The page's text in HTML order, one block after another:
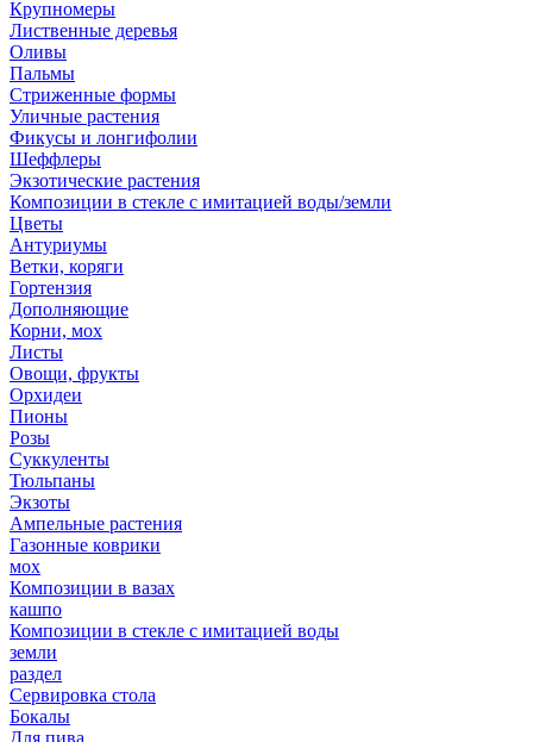
Крупномеры
Лиственные деревья
Оливы
Пальмы
Стриженные формы
Уличные растения
Фикусы и лонгифолии
Шеффлеры
Экзотические растения
Композиции в стекле с имитацией воды/земли
Цветы
Антуриумы
Ветки, коряги
Гортензия
Дополняющие
Корни, мох
Листы
Овощи, фрукты
Орхидеи
Пионы
Розы
Суккуленты
Тюльпаны
Экзоты
Ампельные растения
Газонные коврики
мох
Композиции в вазах
кашпо
Композиции в стекле с имитацией воды
земли
раздел
Сервировка стола
Бокалы
Для пива